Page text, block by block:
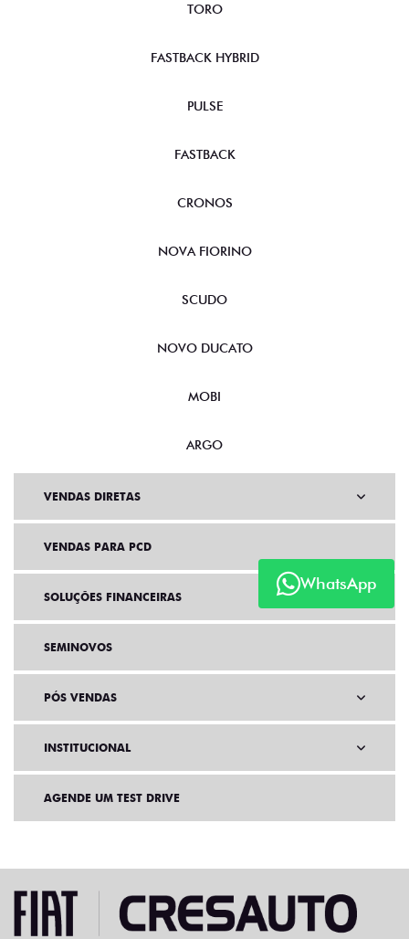
WhatsApp
TORO
FASTBACK HYBRID
PULSE
FASTBACK
CRONOS
NOVA FIORINO
SCUDO
NOVO DUCATO
MOBI
ARGO
VENDAS DIRETAS
VENDAS PARA PCD
SOLUÇÕES FINANCEIRAS
SEMINOVOS
PÓS VENDAS
INSTITUCIONAL
AGENDE UM TEST DRIVE